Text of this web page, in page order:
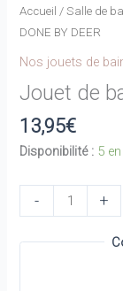
Accueil /Salle de
DONE BY DEER
Nos jouets de
Jouet de
13,95€
Disponibilité : 5
-
de
+